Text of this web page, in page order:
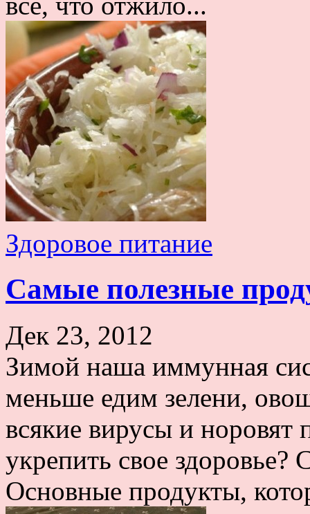
Здоровое питание
Самые полезные
Дек 23, 2012
Зимой наша иммунная
меньше едим зелени,
всякие вирусы и норовят
укрепить свое здоровье?
Основные продукты,